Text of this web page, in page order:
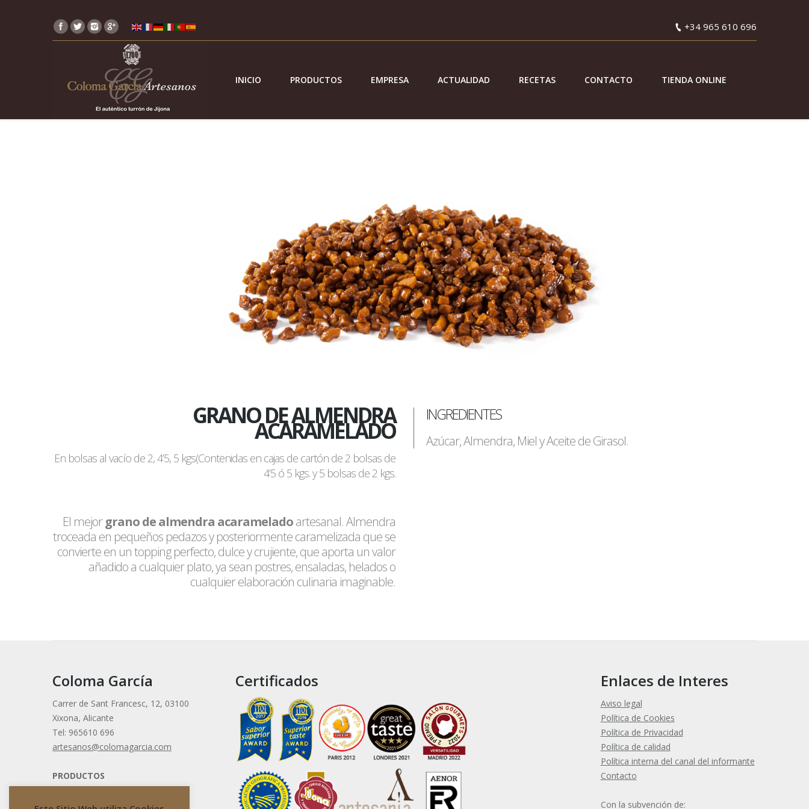
+34 965 610 696
INICIO PRODUCTOS EMPRESA ACTUALIDAD RECETAS CONTACTO TIENDA ONLINE
GRANO DE ALMENDRA
ACARAMELADO
En bolsas al vacío de 2, 4’5, 5 kgs(Contenidas en cajas de cartón de 2 bolsas de
4’5 ó 5 kgs. y 5 bolsas de 2 kgs.
El mejorgrano de almendra acarameladoartesanal. Almendra
troceada en pequeños pedazos y posteriormente caramelizada que se
convierte en un topping perfecto, dulce y crujiente, que aporta un valor
añadido a cualquier plato, ya sean postres, ensaladas, helados o
cualquier elaboración culinaria imaginable.
INGREDIENTES
Azúcar, Almendra, Miel y Aceite de Girasol.
Coloma García
Carrer de Sant Francesc, 12, 03100
Xixona, Alicante
Tel: 965610 696
artesanos@colomagarcia.com
PRODUCTOS
Certificados Enlaces de Interes
Aviso legal
Política de Cookies
Política de Privacidad
Política de calidad
Política interna del canal del informante
Contacto
Con la subvención de: